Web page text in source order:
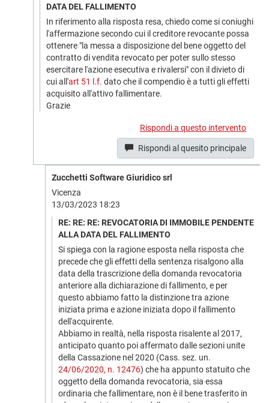
DATA DEL FALLIMENTO
In riferimento alla risposta resa, chiedo come si coniughi
l'affermazione secondo cui il creditore revocante possa
ottenere "la messa a disposizione del bene oggetto del
contratto di vendita revocato per poter sullo stesso
esercitare l'azione esecutiva e rivalersi" con il divieto di
cui all'art 51 l.f. dato che il compendio è a tutti gli effetti
acquisito all'attivo fallimentare.
Grazie
Rispondi a questo intervento
Rispondi al quesito principale
Zucchetti Software Giuridico srl
Vicenza
13/03/2023 18:23
RE: RE: RE: REVOCATORIA DI IMMOBILE PENDENTE
ALLA DATA DEL FALLIMENTO
Si spiega con la ragione esposta nella risposta che
precede che gli effetti della sentenza risalgono alla
data della trascrizione della domanda revocatoria
anteriore alla dichiarazione di fallimento, e per
questo abbiamo fatto la distinzione tra azione
iniziata prima e azione iniziata dopo il fallimento
dell'acquirente.
Abbiamo in realtà, nella risposta risalente al 2017,
anticipato quanto poi affermato dalle sezioni unite
della Cassazione nel 2020 (Cass. sez. un.
24/06/2020, n. 12476) che ha appunto statuito che
oggetto della domanda revocatoria, sia essa
ordinaria che fallimentare, non è il bene trasferito in